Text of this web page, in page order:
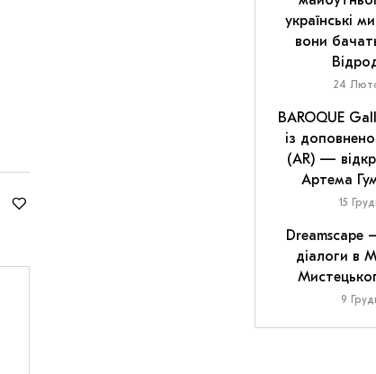
українські
вони
24
BAROQUE
із
(AR) —
Артема
15
Dreamscape
діалоги в
9